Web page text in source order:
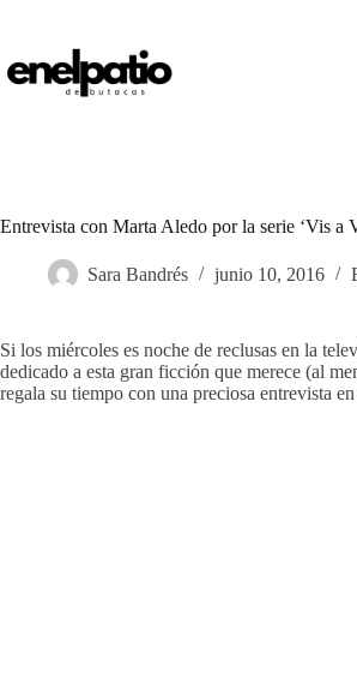
contenido
Entrevista con Marta Aledo por la serie ‘Vis a
Sara Bandrés junio 10, 2016
Si los miércoles es noche de reclusas en la
dedicado a esta gran ficción que merece (al
regala su tiempo con una preciosa entrevista